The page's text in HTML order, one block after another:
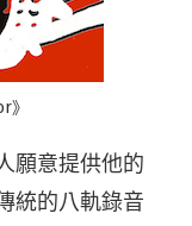
》
願意提供他的
統的八軌錄音